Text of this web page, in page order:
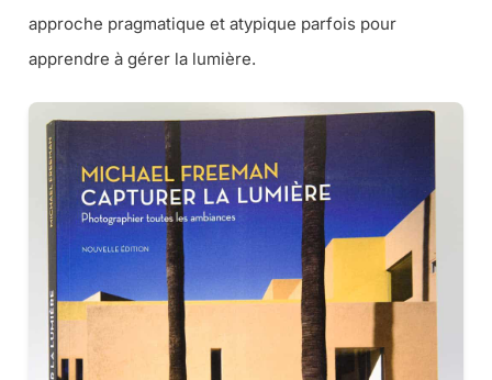
approche pragmatique et atypique parfois pour
apprendre à gérer la lumière.